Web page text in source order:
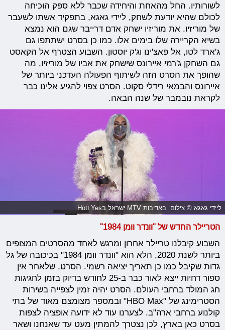
לשורותיו. החל מהאחת והיחידה שכבר ללא ספק הוכיחה
לכולם שהיא יודעת לשחק, ליידי גאגא, בתפקיד אשתו לשעבר
של מוריזיו. את מוריזיו ישחק אדם דרייבר שגם הוא נמצא
בשיא הקריירה שלו בימים אלו. כמו כן בסרט ישתתפו גם
ג'ארד לטו, אל פאצ'ינו וג'ק יוסטון. השבוע הצטרף אל הקאסט
גם השחקן ג'רמי איירונס שישחק את אביו של מוריזיו, מה
שהופך את הסרט הזה לשיתוף הפעולה העדכני ביותר של
איירונס והבמאי רידלי סקוט. הסרט צפוי להגיע אלינו כבר
לקראת נובמבר של שנה הבאה.
ליידי גאגא © צילום: באדיבות MTV ישראל בYes וHot
הטריילר החדש של "וונדר וומן 1984"
השבוע קיבלנו טריילר אחרון ומרגש לאחד מהסרטים המצופים
ביותר לשנת 2020, הלא הוא "וונדר וומן 1984" בכיכובה של גל
גדות שקיבל כמו כן תאריך יציאה רשמי. הסרט, שלאחר אין
ספור דחיות ייצא לאור כבר ב-25 לחודש בדיוק בזמן לחגיגות
חג המולד ברחבי העולם. הסרט יהיה זמין לצפייה בשירות
הסטרימינג של "HBO Max" ובמספר מצומצם מאוד של בתי
קולנוע ברחבי ארה"ב. לצערנו עוד לא ידועה אופציה לצפות
בסרט כאן בארץ, לכן נצטרך להמתין מעט עד שאנחנו ושאר